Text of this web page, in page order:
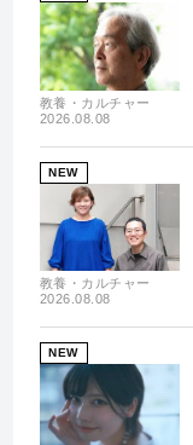
教養・カルチャー
2026.08.08
NEW
教養・カルチャー
2026.08.08
NEW